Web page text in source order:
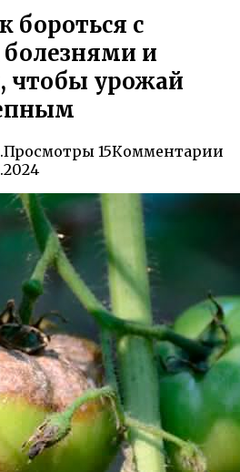
с
и
чтобы урожай
Просмотры 15Комментарии